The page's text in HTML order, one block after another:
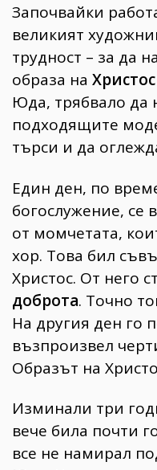
382
Wellness
1817
ПОСЛЕДВАЙТЕ
НИ
Започвайки
великият
трудност – за да
образа на
Юда, трябвало да
подходящите
търси и да
Един ден, по
богослужение, се
от момчетата,
хор. Това бил
Христос. От него
доброта. Точно
На другия ден го
възпроизвел
Образът на
Изминали три
вече била почти
все не намирал